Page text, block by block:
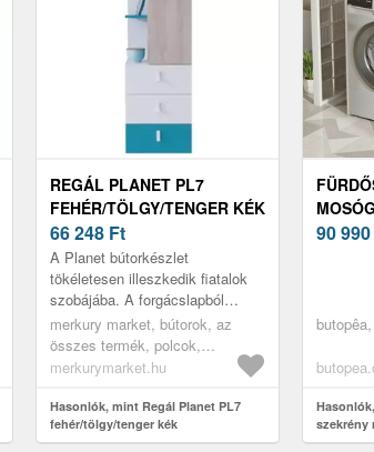
REGÁL PLANET PL7
FEHÉR/TÖLGY/TENGER KÉK
66 248 Ft
A Planet bútorkészlet
tökéletesen illeszkedik fiatalok
szobájába. A forgácslapból
készült tizenhárom bútorelemet
szilárd szerkezet és magas
funkcio...
merkury market, bútorok, az
összes termék, polcok,
könyvespolcok, polcok játékok
fiókokkal, nappali bútorok,
vitrines szekrények, bútor szett,
merkurymarket.hu
Hasonlók, mint Regál Planet PL7
fehér/tölgy/tenger kék
TÖLGY
90 990
szekrény
fehér -